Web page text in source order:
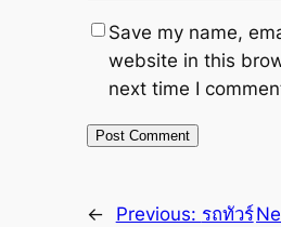
Save my name,
website in this
next time I
← Previous: รถทัวร์